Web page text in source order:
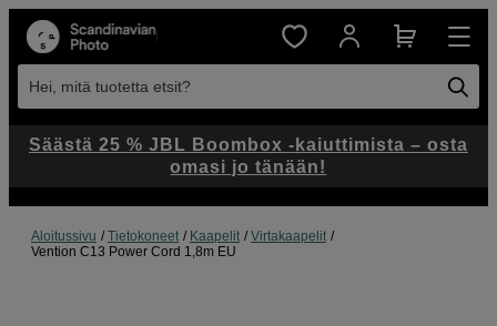
Hei, mitä tuotetta etsit?
Aloitussivu Tietokoneet Kaapelit
Virtakaapelit
Vention C13 Power Cord 1,8m EU
Säästä 25 % JBL Boombox -kaiuttimista – osta
omasi jo tänään!